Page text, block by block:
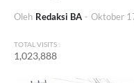
Oleh Redaksi BA - Oktober
TOTAL VISITS :
1,023,888